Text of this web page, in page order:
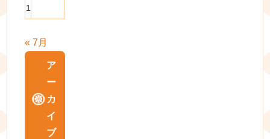
1
« 7月
ア
ー
カ
イ
ブ